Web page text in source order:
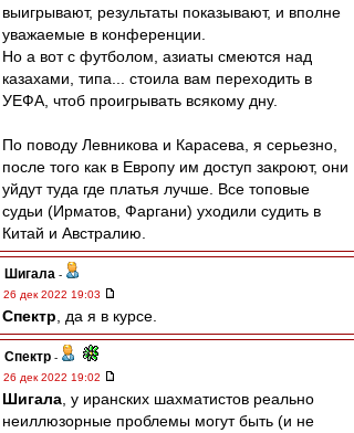
выигрывают, результаты показывают, и вполне
уважаемые в конференции.
Но а вот с футболом, азиаты смеются над
казахами, типа... стоила вам переходить в
УЕФА, чтоб проигрывать всякому дну.
По поводу Левникова и Карасева, я серьезно,
после того как в Европу им доступ закроют, они
уйдут туда где платья лучше. Все топовые
судьи (Ирматов, Фаргани) уходили судить в
Китай и Австралию.
Шигала -
26 дек 2022 19:03
Спектр , да я в курсе.
Спектр -
26 дек 2022 19:02
Шигала , у иранских шахматистов реально
неиллюзорные проблемы могут быть (и не